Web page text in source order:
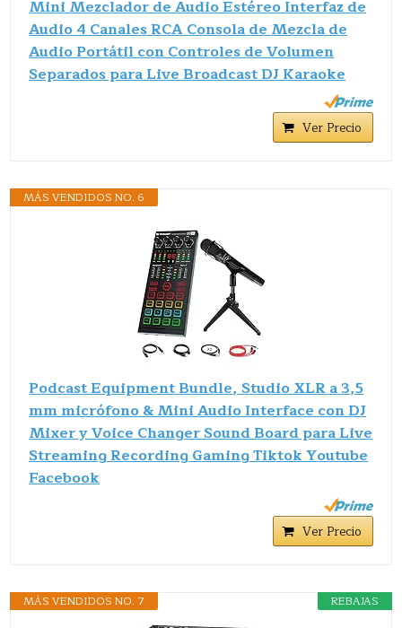
Mini Mezclador de Audio Estéreo Interfaz de
Audio 4 Canales RCA Consola de Mezcla de
Audio Portátil con Controles de Volumen
Separados para Live Broadcast DJ Karaoke
Ver Precio
MÁS VENDIDOS NO. 6
Podcast Equipment Bundle, Studio XLR a 3,5
mm micrófono & Mini Audio Interface con DJ
Mixer y Voice Changer Sound Board para Live
Streaming Recording Gaming Tiktok Youtube
Facebook
Ver Precio
REBAJAS
MÁS VENDIDOS NO. 7